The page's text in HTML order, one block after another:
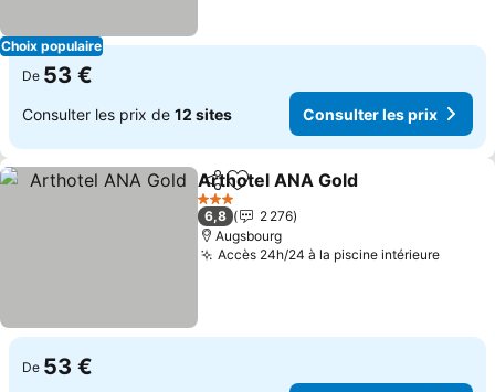
Choix populaire
De 53 €
Consulter les prix de 12 sites Consulter les prix
PartagerAjouter à mes favoris
Arthotel ANA Gold
3 Étoiles
6,8
2 276
Augsbourg
Accès 24h/24 à la piscine intérieure
De 53 €